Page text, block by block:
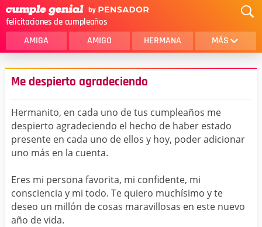
felicitaciones de cumpleaños
AMIGA AMIGO HERMANA MÁS
MAMA
AMOR
SOBRINA
HIJA
HERMANO
HIJO
PAPA
HOMBRE
TIA
CUÑADA
Me despierto agradeciendo
Hermanito, en cada uno de tus cumpleaños me
despierto agradeciendo el hecho de haber estado
presente en cada uno de ellos y hoy, poder adicionar
uno más en la cuenta.
Eres mi persona favorita, mi confidente, mi
consciencia y mi todo. Te quiero muchísimo y te
deseo un millón de cosas maravillosas en este nuevo
año de vida.